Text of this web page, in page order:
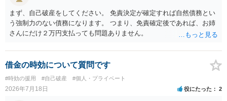
まず、自己破産をしてください。 免責決定が確定すれば自然債務とい
う強制力のない債務になります。 つまり、免責確定後であれば、お姉
さんにだけ２万円支払っても問題ありません。
借金の時効について質問です
#時効の援用 #自己破産 #個人・プライベート
2026年7月18日 役にたった 2